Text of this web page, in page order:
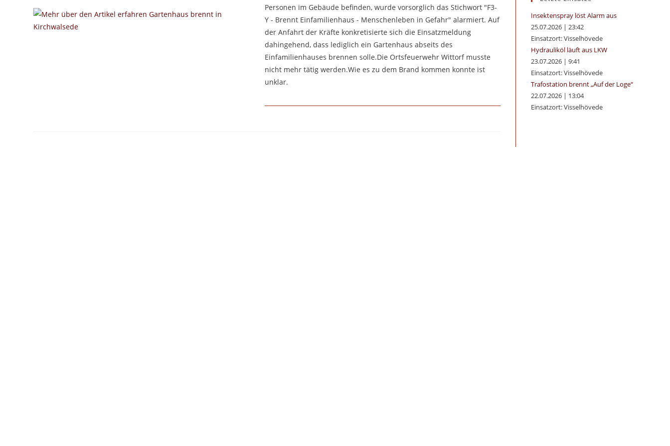
Personen im Gebäude befinden, wurde vorsorglich das Stichwort "F3-
Y - Brennt Einfamilienhaus - Menschenleben in Gefahr" alarmiert. Auf
der Anfahrt der Kräfte konkretisierte sich die Einsatzmeldung
dahingehend, dass lediglich ein Gartenhaus abseits des
Einfamilienhauses brennen solle.Die Ortsfeuerwehr Wittorf musste
nicht mehr tätig werden.Wie es zu dem Brand kommen konnte ist
unklar.
Insektenspray löst Alarm aus
25.07.2026| 23:42
Einsatzort: Visselhövede
Hydrauliköl läuft aus LKW
23.07.2026| 9:41
Einsatzort: Visselhövede
Trafostation brennt „Auf der Loge“
22.07.2026| 13:04
Einsatzort: Visselhövede